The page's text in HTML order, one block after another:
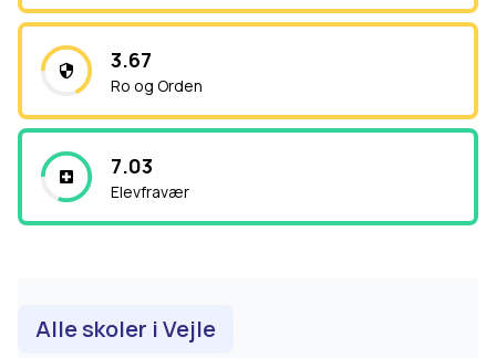
3.67
Ro og Orden
7.03
Elevfravær
Alle skoler iVejle